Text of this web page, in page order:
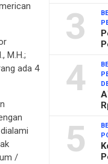
M.H.;
ada 4
/
3
4
5